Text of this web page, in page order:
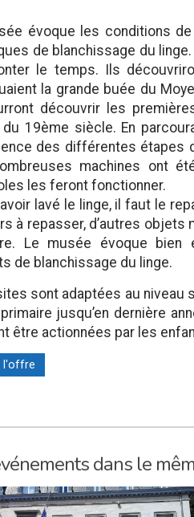
évoque les conditions
de blanchissage du
le temps. Ils
la grande buée du
découvrir les
19ème siècle. En
des différentes étapes
machines ont
les feront fonctionner.
lavé le linge, il faut le
à repasser, d’autres objets
Le musée évoque bien
de blanchissage du linge.
sont adaptées au niveau
jusqu’en dernière
être actionnées par les
l'offre
dans le